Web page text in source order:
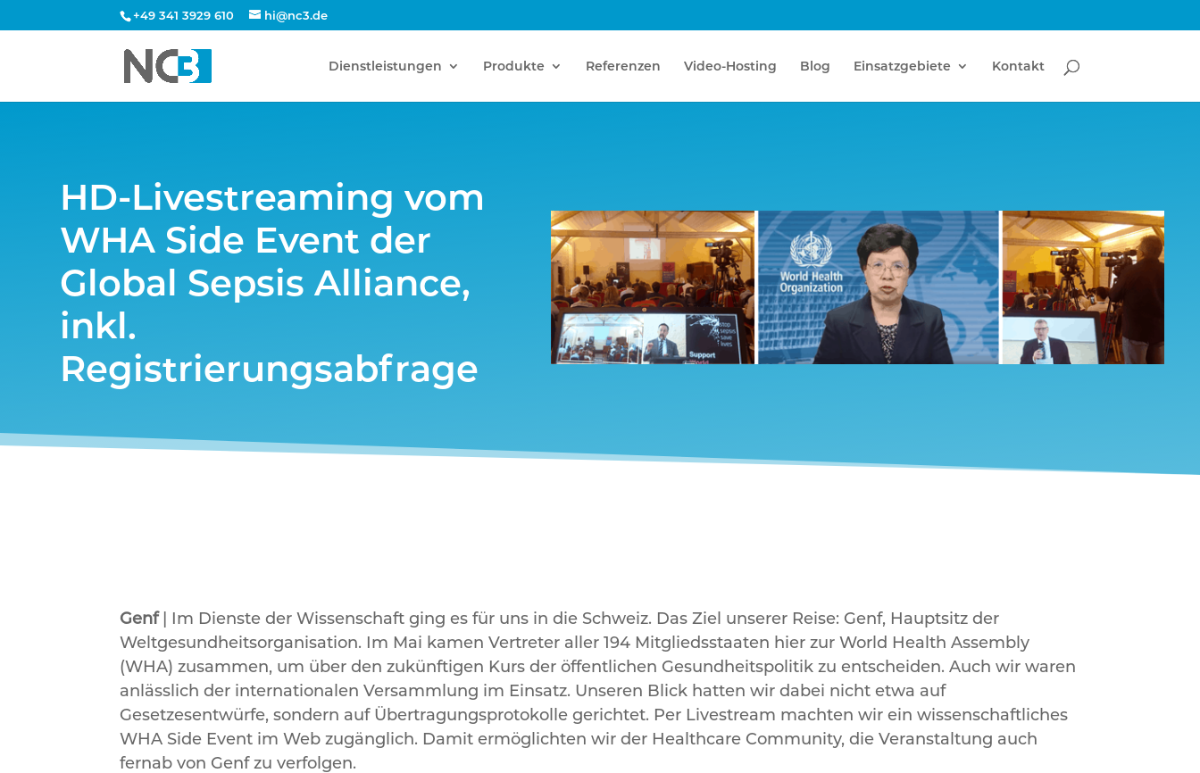
+49 341 3929 610 hi@nc3.de
Dienstleistungen Produkte Referenzen Video-Hosting Blog Einsatzgebiete Kontakt
HD-Livestreaming vom
WHA Side Event der
Global Sepsis Alliance,
inkl.
Registrierungsabfrage
Genf| Im Dienste der Wissenschaft ging es für uns in die Schweiz. Das Ziel unserer Reise: Genf, Hauptsitz der
Weltgesundheitsorganisation. Im Mai kamen Vertreter aller 194 Mitgliedsstaaten hier zur World Health Assembly
(WHA) zusammen, um über den zukünftigen Kurs der öffentlichen Gesundheitspolitik zu entscheiden. Auch wir waren
anlässlich der internationalen Versammlung im Einsatz. Unseren Blick hatten wir dabei nicht etwa auf
Gesetzesentwürfe, sondern auf Übertragungsprotokolle gerichtet. Per Livestream machten wir ein wissenschaftliches
WHA Side Event im Web zugänglich. Damit ermöglichten wir der Healthcare Community, die Veranstaltung auch
fernab von Genf zu verfolgen.